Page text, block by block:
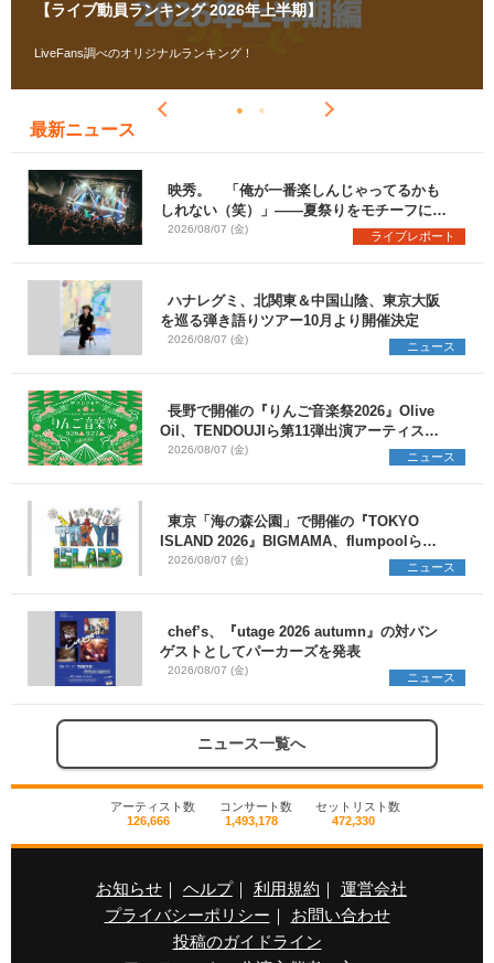
【ライブ動員ランキング 2026年上半期】
LiveFans調べのオリジナルランキング！
最新ニュース
映秀。 「俺が一番楽しんじゃってるかも
しれない（笑）」――夏祭りをモチーフにし
た一夜限りのスペシャルライブ『色祭』レポ
2026/08/07 (金)
ライブレポート
ハナレグミ、北関東＆中国山陰、東京大阪
を巡る弾き語りツアー10月より開催決定
2026/08/07 (金)
ニュース
長野で開催の『りんご音楽祭2026』Olive
Oil、TENDOUJIら第11弾出演アーティスト
（16組）を発表
2026/08/07 (金)
ニュース
東京「海の森公園」で開催の『TOKYO
ISLAND 2026』BIGMAMA、flumpoolら第3
弾出演者7組を発表 ワークショップ・アー
2026/08/07 (金)
ニュース
chef’s、『utage 2026 autumn』の対バン
ゲストとしてパーカーズを発表
2026/08/07 (金)
ニュース
ニュース一覧へ
アーティスト数
126,666
コンサート数
1,493,178
セットリスト数
472,330
お知らせ｜ ヘルプ｜ 利用規約 ｜ 運営会社
プライバシーポリシー ｜ お問い合わせ
投稿のガイドライン